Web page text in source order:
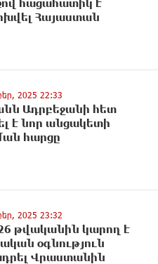
հացահատիկ է
Հայաստան
2025 22:33
Ադրբեջանի հետ
է նոր անցակետի
հարցը
2025 23:32
թվականին կարող է
օգնություն
Վրաստանին